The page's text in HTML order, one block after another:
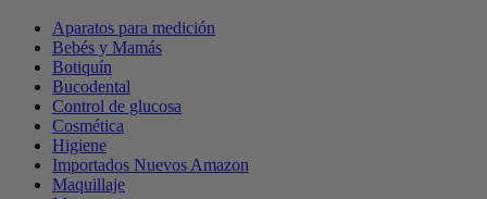
Aparatos para medición
Bebés y Mamás
Botiquín
Bucodental
Control de glucosa
Cosmética
Higiene
Importados Nuevos Amazon
Maquillaje